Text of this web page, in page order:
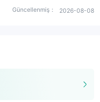
Güncellenmiş： 2026-08-08